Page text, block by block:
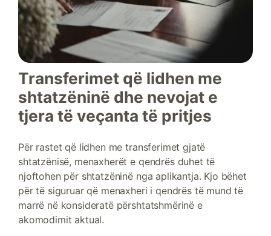
Transferimet që lidhen me
shtatzëninë dhe nevojat e
tjera të veçanta të pritjes
Për rastet që lidhen me transferimet gjatë
shtatzënisë, menaxherët e qendrës duhet të
njoftohen për shtatzëninë nga aplikantja. Kjo bëhet
për të siguruar që menaxheri i qendrës të mund të
marrë në konsideratë përshtatshmërinë e
akomodimit aktual.